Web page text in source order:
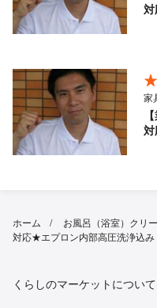
家
ホーム お風呂（浴室）クリ
対応★エプロン内部高圧洗浄込み
くらしのマーケットについて